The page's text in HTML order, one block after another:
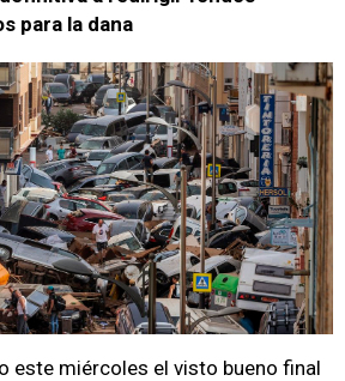
para la dana
este miércoles el visto bueno final